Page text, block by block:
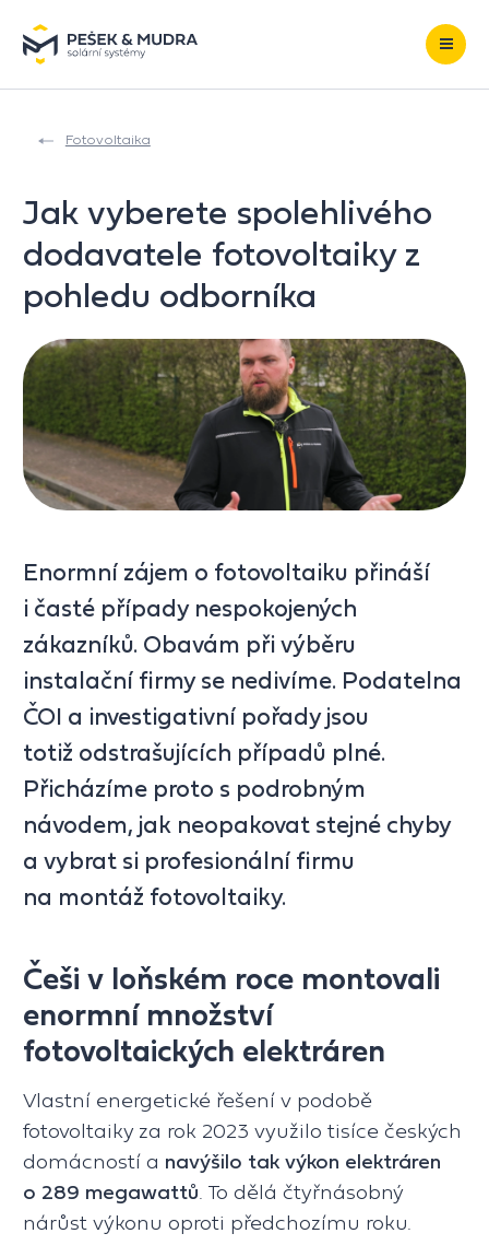
Fotovoltaika
Jak vyberete spolehlivého
dodavatele fotovoltaiky z
pohledu odborníka
Enormní zájem o fotovoltaiku přináší
i časté případy nespokojených
zákazníků. Obavám při výběru
instalační firmy se nedivíme. Podatelna
ČOI a investigativní pořady jsou
totiž odstrašujících případů plné.
Přicházíme proto s podrobným
návodem, jak neopakovat stejné chyby
a vybrat si profesionální firmu
na montáž fotovoltaiky.
Češi v loňském roce montovali
enormní množství
fotovoltaických elektráren
Vlastní energetické řešení v podobě
fotovoltaiky za rok 2023 využilo tisíce českých
domácností a navýšilo tak výkon elektráren
o 289 megawattů . To dělá čtyřnásobný
nárůst výkonu oproti předchozímu roku.